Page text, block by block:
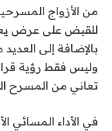
من الأزواج
للقبض على عرض
بالإضافة إلى
وليس فقط رؤية
تعاني من المسرح
في الأداء المسائي